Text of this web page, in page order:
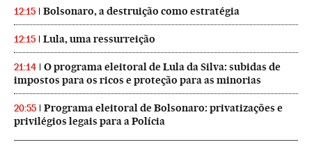
12:15 Bolsonaro, a destruição como estratégia
12:15 Lula, uma ressurreição
21:14
O programa eleitoral de Lula da Silva: subidas de
impostos para os ricos e proteção para as minorias
20:55
Programa eleitoral de Bolsonaro: privatizações e
privilégios legais para a Polícia